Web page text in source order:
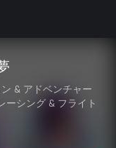
& アドベンチャー
ーシング & フライト